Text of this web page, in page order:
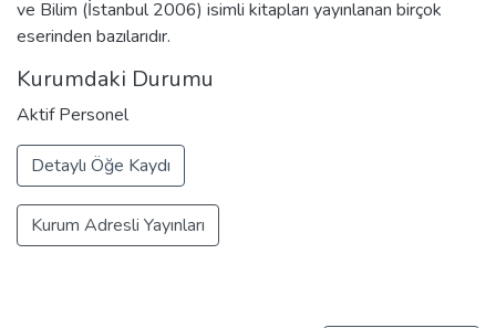
ve Bilim (İstanbul 2006) isimli kitapları yayınlanan birçok
eserinden bazılarıdır.
Kurumdaki Durumu
Aktif Personel
Detaylı Öğe Kaydı
Kurum Adresli Yayınları